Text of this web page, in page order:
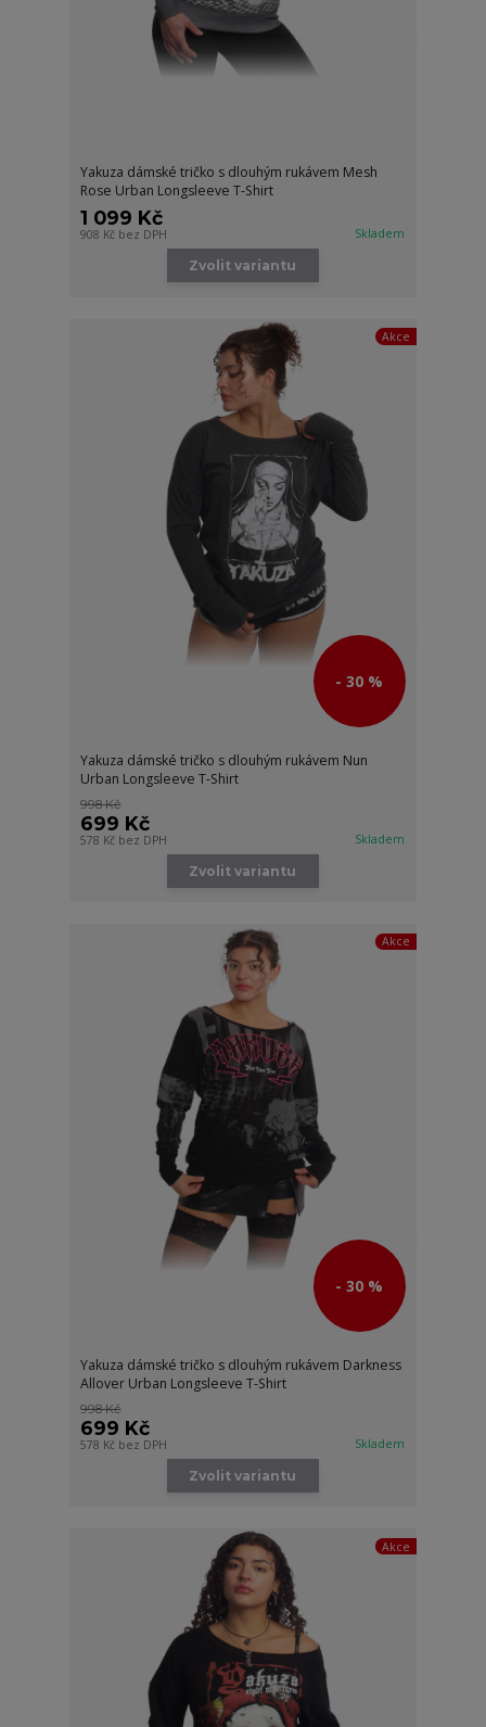
Yakuza dámské tričko s dlouhým rukávem Mesh
Rose Urban Longsleeve T-Shirt
1 099 Kč
908 Kč bez DPH Skladem
Zvolit variantu
Akce
- 30 %
Yakuza dámské tričko s dlouhým rukávem Nun
Urban Longsleeve T-Shirt
998 Kč
699 Kč
578 Kč bez DPH Skladem
Zvolit variantu
Akce
- 30 %
Yakuza dámské tričko s dlouhým rukávem Darkness
Allover Urban Longsleeve T-Shirt
998 Kč
699 Kč
578 Kč bez DPH Skladem
Zvolit variantu
Akce